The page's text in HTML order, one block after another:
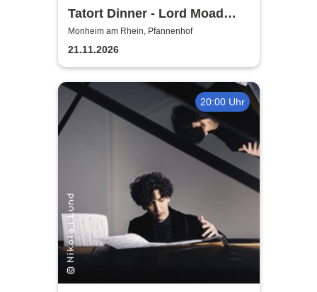
Tatort Dinner - Lord Moad
lässt bitten!
Monheim am Rhein, Pfannenhof
21.11.2026
20:00 Uhr